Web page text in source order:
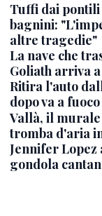
Tuffi dai pontili
bagnini:
altre tragedie"
La nave che
Goliath arriva
Ritira l'auto
dopo va a
Vallà, il
tromba d'aria
Jennifer Lopez
gondola